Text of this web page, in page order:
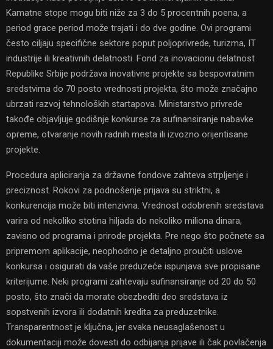
Kamatne stope mogu biti niže za 3 do 5 procentnih poena, a
period grace period može trajati i do dve godine. Ovi programi
često ciljaju specifične sektore poput poljoprivrede, turizma, IT
industrije ili kreativnih delatnosti. Fond za inovacionu delatnost
Republike Srbije podržava inovativne projekte sa bespovratnim
sredstvima do 70 posto vrednosti projekta, što može značajno
ubrzati razvoj tehnoloških startapova. Ministarstvo privrede
takođe objavljuje godišnje konkurse za sufinansiranje nabavke
opreme, otvaranje novih radnih mesta ili izvozno orijentisane
projekte.
Procedura apliciranja za državne fondove zahteva strpljenje i
preciznost. Rokovi za podnošenje prijava su striktni, a
konkurencija može biti intenzivna. Vrednost odobrenih sredstava
varira od nekoliko stotina hiljada do nekoliko miliona dinara,
zavisno od programa i prirode projekta. Pre nego što počnete sa
pripremom aplikacije, neophodno je detaljno proučiti uslove
konkursa i osigurati da vaše preduzeće ispunjava sve propisane
kriterijume. Neki programi zahtevaju sufinansiranje od 20 do 50
posto, što znači da morate obezbediti deo sredstava iz
sopstvenih izvora ili dodatnih kredita za preduzetnike.
Transparentnost je ključna, jer svaka neusaglašenost u
dokumentaciji može dovesti do odbijanja prijave ili čak povlačenja